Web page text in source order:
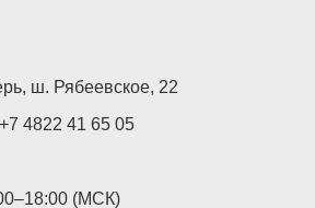
ш. Рябеевское, 22
+7 4822 41 65 05
(МСК)